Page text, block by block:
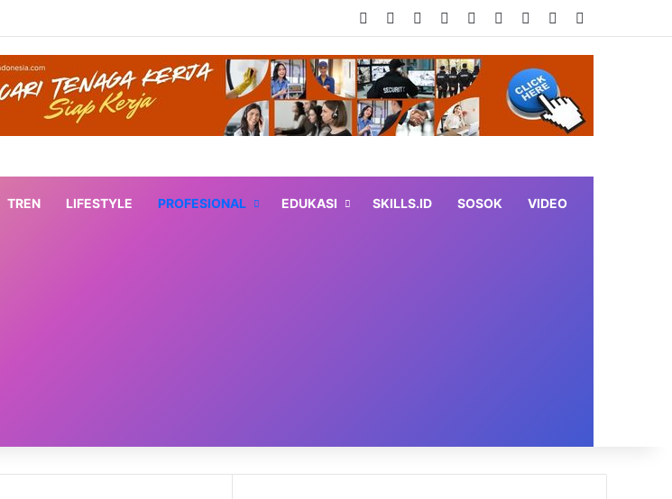
Facebook YouTubeInstagram
TikTokRSS Log InRandom Article
TREN LIFESTYLE PROFESIONAL EDUKASI SKILLS.ID SOSOK VIDEO